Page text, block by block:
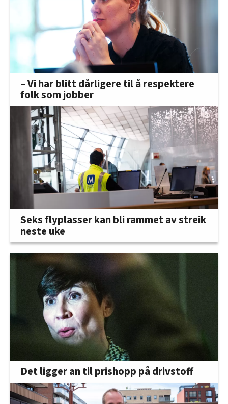
– Vi har blitt dårligere til å respektere
folk som jobber
Seks flyplasser kan bli rammet av streik
neste uke
Det ligger an til prishopp på drivstoff